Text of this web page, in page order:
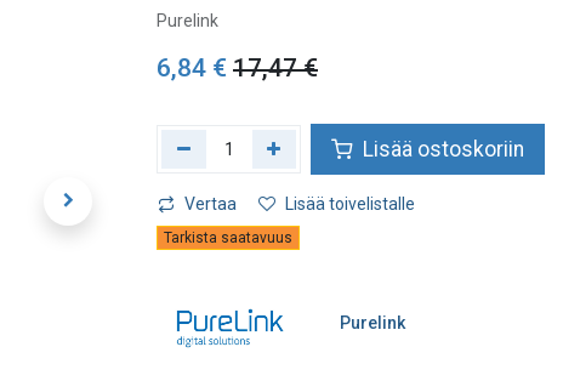
Purelink
6,84 € 17,47€
Lisää ostoskoriin
Vertaa Lisää toivelistalle
Tarkista saatavuus
Purelink